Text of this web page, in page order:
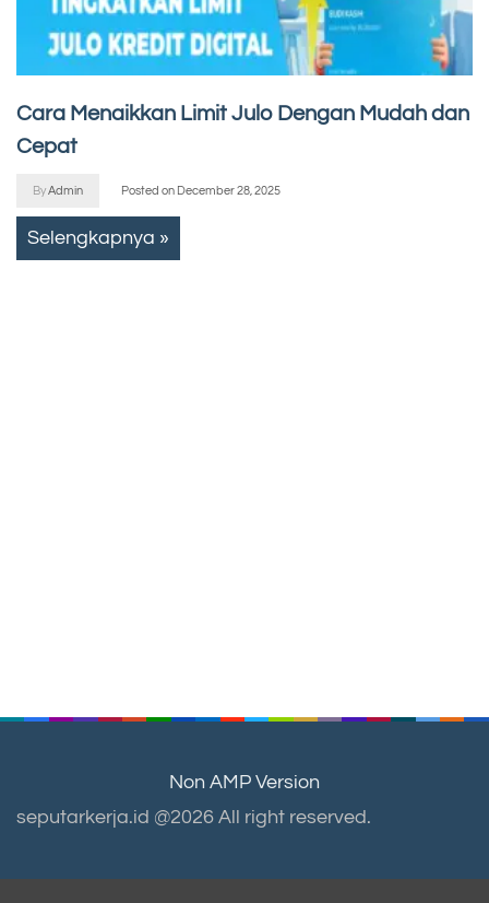
Cara Menaikkan Limit Julo Dengan Mudah dan
Cepat
ByAdmin Posted on December 28, 2025
Selengkapnya »
Non AMP Version
seputarkerja.id @2026 All right reserved.